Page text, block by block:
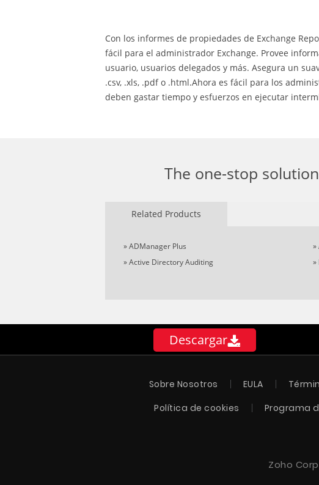
Con los informes de propiedades de Exchange
fácil para el administrador Exchange. Provee
usuario, usuarios delegados y más. Asegura un
.csv, .xls, .pdf o .html.Ahora es fácil para los
deben gastar tiempo y esfuerzos en ejecutar
The one-stop
Related Products
»ADManager Plus
»Active Directory Auditing
»
»
Descargar
Sobre Nosotros EULA
Política de cookies
Programa
Zoho